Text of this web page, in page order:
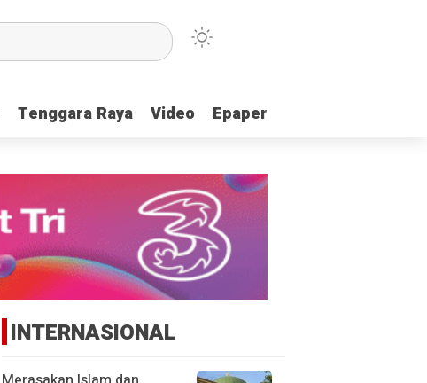
Tenggara Raya Video Epaper
Tenggara Raya Video Epaper
INTERNASIONAL